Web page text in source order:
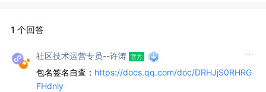
1 个回答
社区技术运营专员--许涛
包名签名自查： https://docs.qq.com/doc/DRHJjS0RHRG
FHdnly